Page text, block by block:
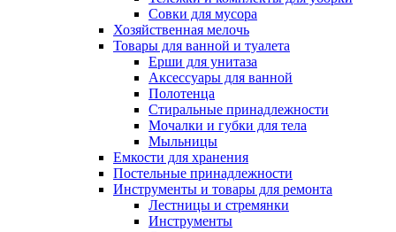
Совки для мусора
Хозяйственная мелочь
Товары для ванной и туалета
Ерши для унитаза
Аксессуары для ванной
Полотенца
Стиральные принадлежности
Мочалки и губки для тела
Мыльницы
Емкости для хранения
Постельные принадлежности
Инструменты и товары для ремонта
Лестницы и стремянки
Инструменты